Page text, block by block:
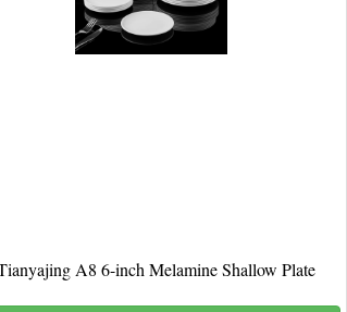
A8 6-inch Melamine Shallow Plate